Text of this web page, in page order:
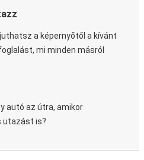
a képernyőtől a kívánt
mi minden másról
autó az útra, amikor
utazást is?